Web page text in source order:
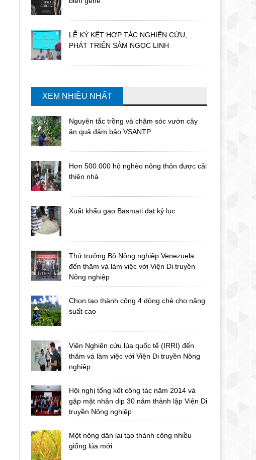
LỄ KÝ KẾT HỢP TÁC NGHIÊN CỨU,
PHÁT TRIỂN SÂM NGỌC LINH
XEM NHIỀU NHẤT
Nguyên tắc trồng và chăm sóc vườn cây
ăn quả đảm bảo VSANTP
Hơn 500.000 hộ nghèo nông thôn được cải
thiện nhà
Xuất khẩu gạo Basmati đạt kỷ lục
Thứ trưởng Bộ Nông nghiệp Venezuela
đến thăm và làm việc với Viện Di truyền
Nông nghiệp
Chọn tạo thành công 4 dòng chè cho năng
suất cao
Viện Nghiên cứu lúa quốc tế (IRRI) đến
thăm và làm việc với Viện Di truyền Nông
nghiệp
Hội nghị tổng kết công tác năm 2014 và
gặp mặt nhân dịp 30 năm thành lập Viện Di
truyền Nông nghiệp
Một nông dân lai tạo thành công nhiều
giống lúa mới